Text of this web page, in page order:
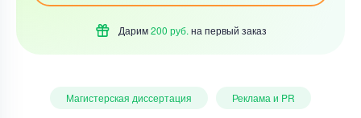
Дарим200 руб. на первый заказ
Магистерская диссертация Реклама и PR